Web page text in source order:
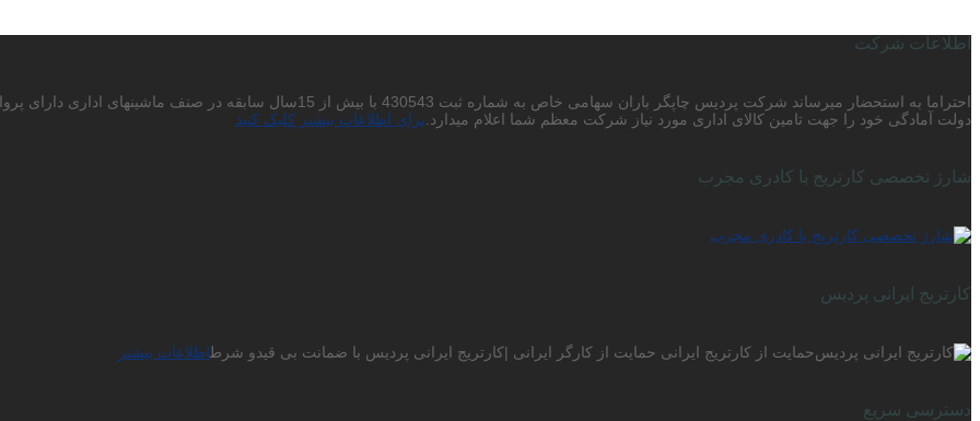
اطلاعات شرکت
احتراما به استحضار میرساند شرکت پردیس چاپگر باران سهامی خاص به شماره ثبت
دولت آمادگی خود را جهت تامین کالای اداری مورد نیاز شرکت معظم شما اعلام میدارد. برای اطلاعات بیشتر کلیک کنید
شارژ تخصصی کارتریج با کادری مجرب
کارتریج ایرانی پردیس
حمایت از کارتریج ایرانی حمایت از کارگر ایرانی |کارتریج ایرانی پردیس با ضمانت بی قیدو شرطاطلاعات بیشتر
دسترسی سریع